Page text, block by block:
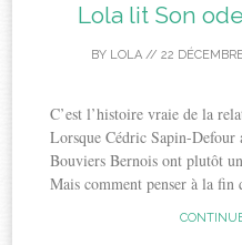
Lola lit Son
BY LOLA // 22
C’est l’histoire vraie de la
Lorsque Cédric Sapin-Defour
Bouviers Bernois ont plutôt
Mais comment penser à la fin